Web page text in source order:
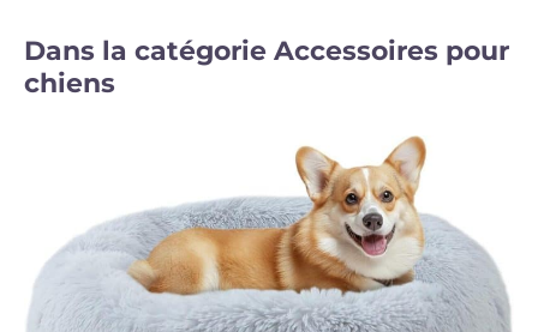
Dans la catégorie Accessoires pour
chiens